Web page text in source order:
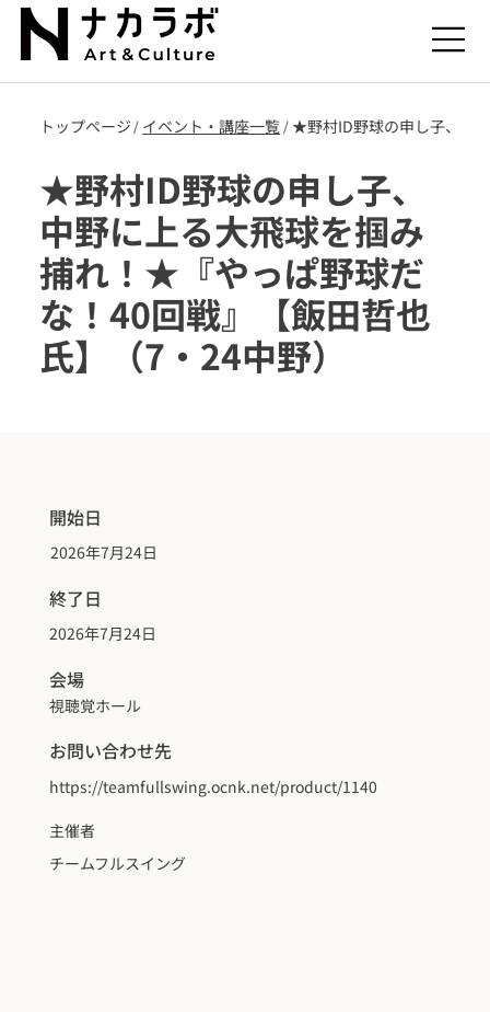
トップページ / ​イベント・講座一覧 / ★野村ID野球の申し子、中
★野村ID野球の申し子、
中野に上る大飛球を掴み
捕れ！★『やっぱ野球だ
な！40回戦』【飯田哲也
氏】（7・24中野）
開始日
2026年7月24日
終了日
2026年7月24日
会場
視聴覚ホール
お問い合わせ先
https://teamfullswing.ocnk.net/product/1140
主催者
チームフルスイング